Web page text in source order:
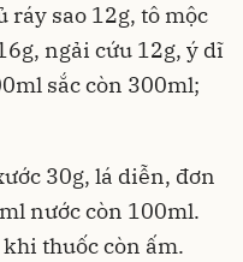
sao 12g, tô mộc
ngải cứu 12g, ý dĩ
sắc còn 300ml;
30g, lá diễn, đơn
nước còn 100ml.
thuốc còn ấm.